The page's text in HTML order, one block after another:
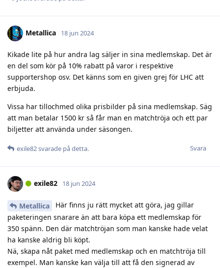
Metallica 18 jun 2024
Kikade lite på hur andra lag säljer in sina medlemskap. Det är
en del som kör på 10% rabatt på varor i respektive
supportershop osv. Det känns som en given grej för LHC att
erbjuda.
Vissa har tillochmed olika prisbilder på sina medlemskap. Säg
att man betalar 1500 kr så får man en matchtröja och ett par
biljetter att använda under säsongen.
Svara
exile82svarade på detta.
exile82 18 jun 2024
Metallica
Här finns ju rätt mycket att göra, jag gillar
paketeringen snarare än att bara köpa ett medlemskap för
350 spänn. Den där matchtröjan som man kanske hade velat
ha kanske aldrig bli köpt.
Nä, skapa nåt paket med medlemskap och en matchtröja till
exempel. Man kanske kan välja till att få den signerad av